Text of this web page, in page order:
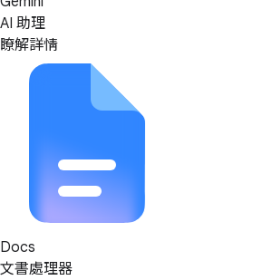
AI 助理
瞭解詳情
Docs
文書處理器